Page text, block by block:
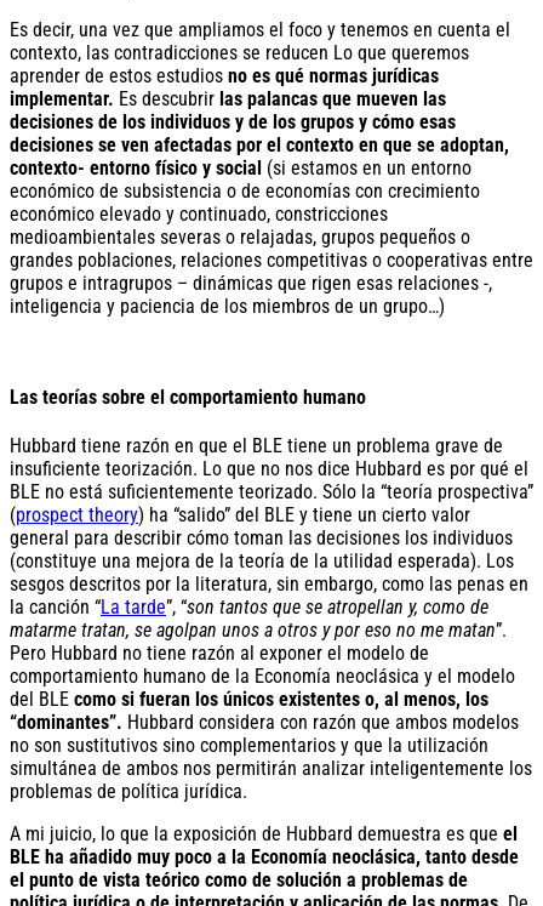
Es decir, una vez que ampliamos el foco y tenemos en cuenta el
contexto, las contradicciones se reducen Lo que queremos
aprender de estos estudios no es qué normas jurídicas
implementar. Es descubrir las palancas que mueven las
decisiones de los individuos y de los grupos y cómo esas
decisiones se ven afectadas por el contexto en que se adoptan,
contexto- entorno físico y social (si estamos en un entorno
económico de subsistencia o de economías con crecimiento
económico elevado y continuado, constricciones
medioambientales severas o relajadas, grupos pequeños o
grandes poblaciones, relaciones competitivas o cooperativas entre
grupos e intragrupos – dinámicas que rigen esas relaciones -,
inteligencia y paciencia de los miembros de un grupo…)
Las teorías sobre el comportamiento humano
Hubbard tiene razón en que el BLE tiene un problema grave de
insuficiente teorización. Lo que no nos dice Hubbard es por qué el
BLE no está suficientemente teorizado. Sólo la “teoría prospectiva”
(prospect theory) ha “salido” del BLE y tiene un cierto valor
general para describir cómo toman las decisiones los individuos
(constituye una mejora de la teoría de la utilidad esperada). Los
sesgos descritos por la literatura, sin embargo, como las penas en
la canción “La tarde”, “son tantos que se atropellan y, como de
matarme tratan, se agolpan unos a otros y por eso no me matan”.
Pero Hubbard no tiene razón al exponer el modelo de
comportamiento humano de la Economía neoclásica y el modelo
del BLE como si fueran los únicos existentes o, al menos, los
“dominantes”. Hubbard considera con razón que ambos modelos
no son sustitutivos sino complementarios y que la utilización
simultánea de ambos nos permitirán analizar inteligentemente los
problemas de política jurídica.
A mi juicio, lo que la exposición de Hubbard demuestra es que el
BLE ha añadido muy poco a la Economía neoclásica, tanto desde
el punto de vista teórico como de solución a problemas de